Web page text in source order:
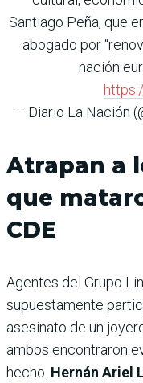
Santiago Peña, que
abogado por
nación
— Diario La Nación
Atrapan a
que
CDE
Agentes del Grupo
supuestamente
asesinato de un
ambos encontraron
hecho. Hernán Ariel